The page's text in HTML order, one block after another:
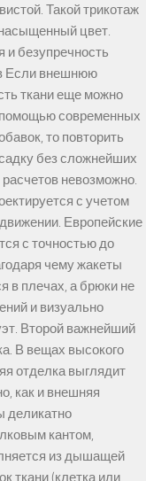
Такой трикотаж
цвет.
и безупречность
Если внешнюю
ткани еще можно
современных
то повторить
без сложнейших
расчетов невозможно.
с учетом
Европейские
с точностью до
чему жакеты
в плечах, а брюки не
и визуально
Второй важнейший
В вещах высокого
отделка выглядит
как и внешняя
деликатно
кантом,
из дышащей
ткани (клетка или